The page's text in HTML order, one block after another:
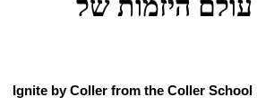
היזמות של
Ignite by Coller from the Coller School